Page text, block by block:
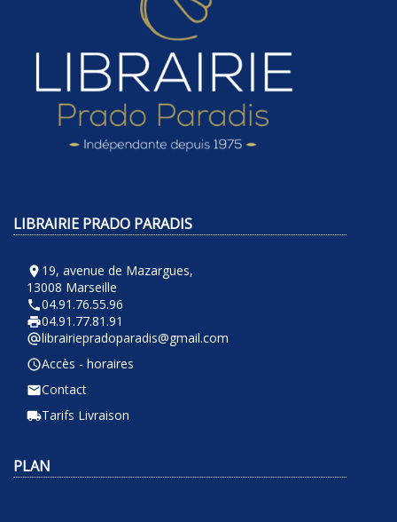
LIBRAIRIE PRADO PARADIS
room 19, avenue de Mazargues,
13008 Marseille
phone04.91.76.55.96
local_printshop04.91.77.81.91
alternate_emaillibrairiepradoparadis@gmail.com
query_builderAccès - horaires
emailContact
local_shippingTarifs Livraison
PLAN